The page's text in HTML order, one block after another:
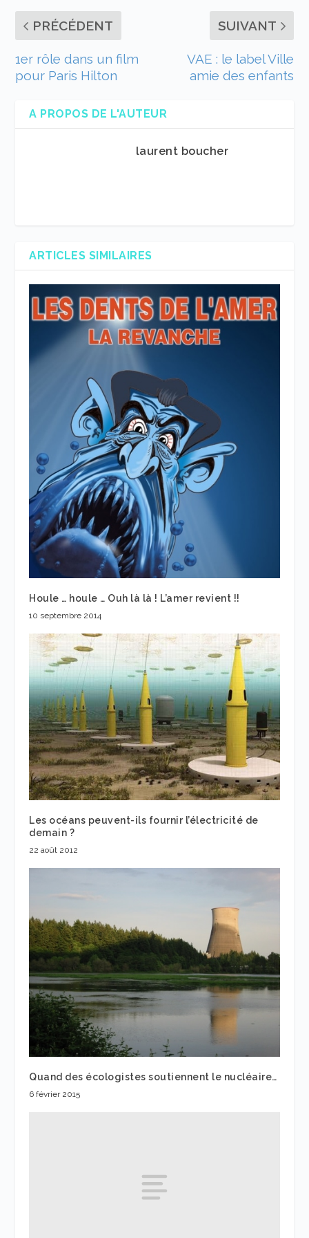
PRÉCÉDENT
1er rôle dans un film
pour Paris Hilton
SUIVANT
VAE : le label Ville
amie des enfants
A PROPOS DE L'AUTEUR
laurent boucher
ARTICLES SIMILAIRES
Houle … houle … Ouh là là ! L’amer revient !!
10 septembre 2014
Les océans peuvent-ils fournir l’électricité de
demain ?
22 août 2012
Quand des écologistes soutiennent le nucléaire…
6 février 2015